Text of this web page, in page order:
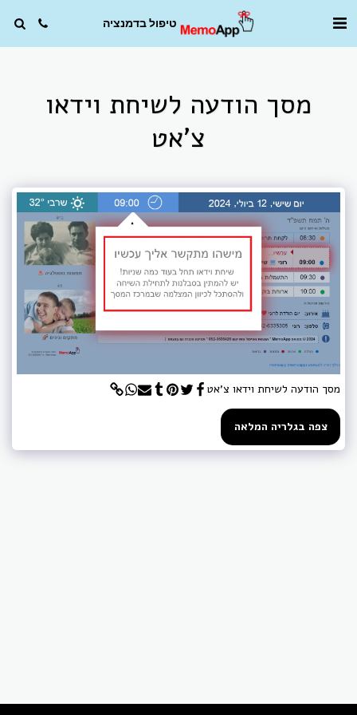
טיפול בדמנציה
מסך הודעה לשיחת וידאו
צ'אט
מסך הודעה לשיחת וידאו צ'אט
צפה בגלריה המלאה